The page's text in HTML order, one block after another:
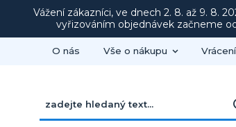
Vážení zákazníci, ve dnech 2. 8. až 9. 8.
vyřizováním objednávek začneme
O nás Vše o nákupu